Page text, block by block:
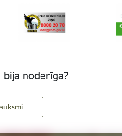
noderīga?